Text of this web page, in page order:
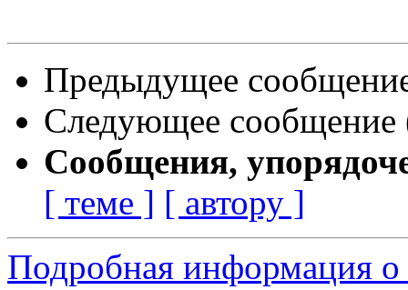
Предыдущее
Следующее сообщение
Сообщения,
[ теме ] [ автору ]
Подробная информация